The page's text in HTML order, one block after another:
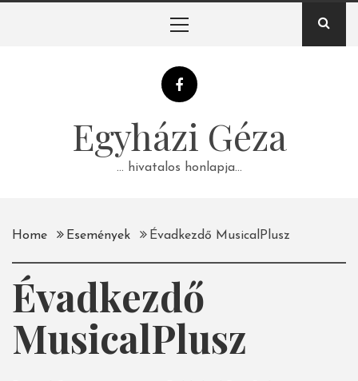
Egyházi Géza
… hivatalos honlapja…
Home Események Évadkezdő MusicalPlusz
Évadkezdő
MusicalPlusz